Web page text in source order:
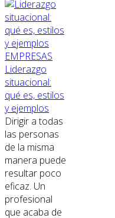
EMPRESAS
Liderazgo
situacional:
qué es, estilos
y ejemplos
Dirigir a todas
las personas
de la misma
manera puede
resultar poco
eficaz. Un
profesional
que acaba de